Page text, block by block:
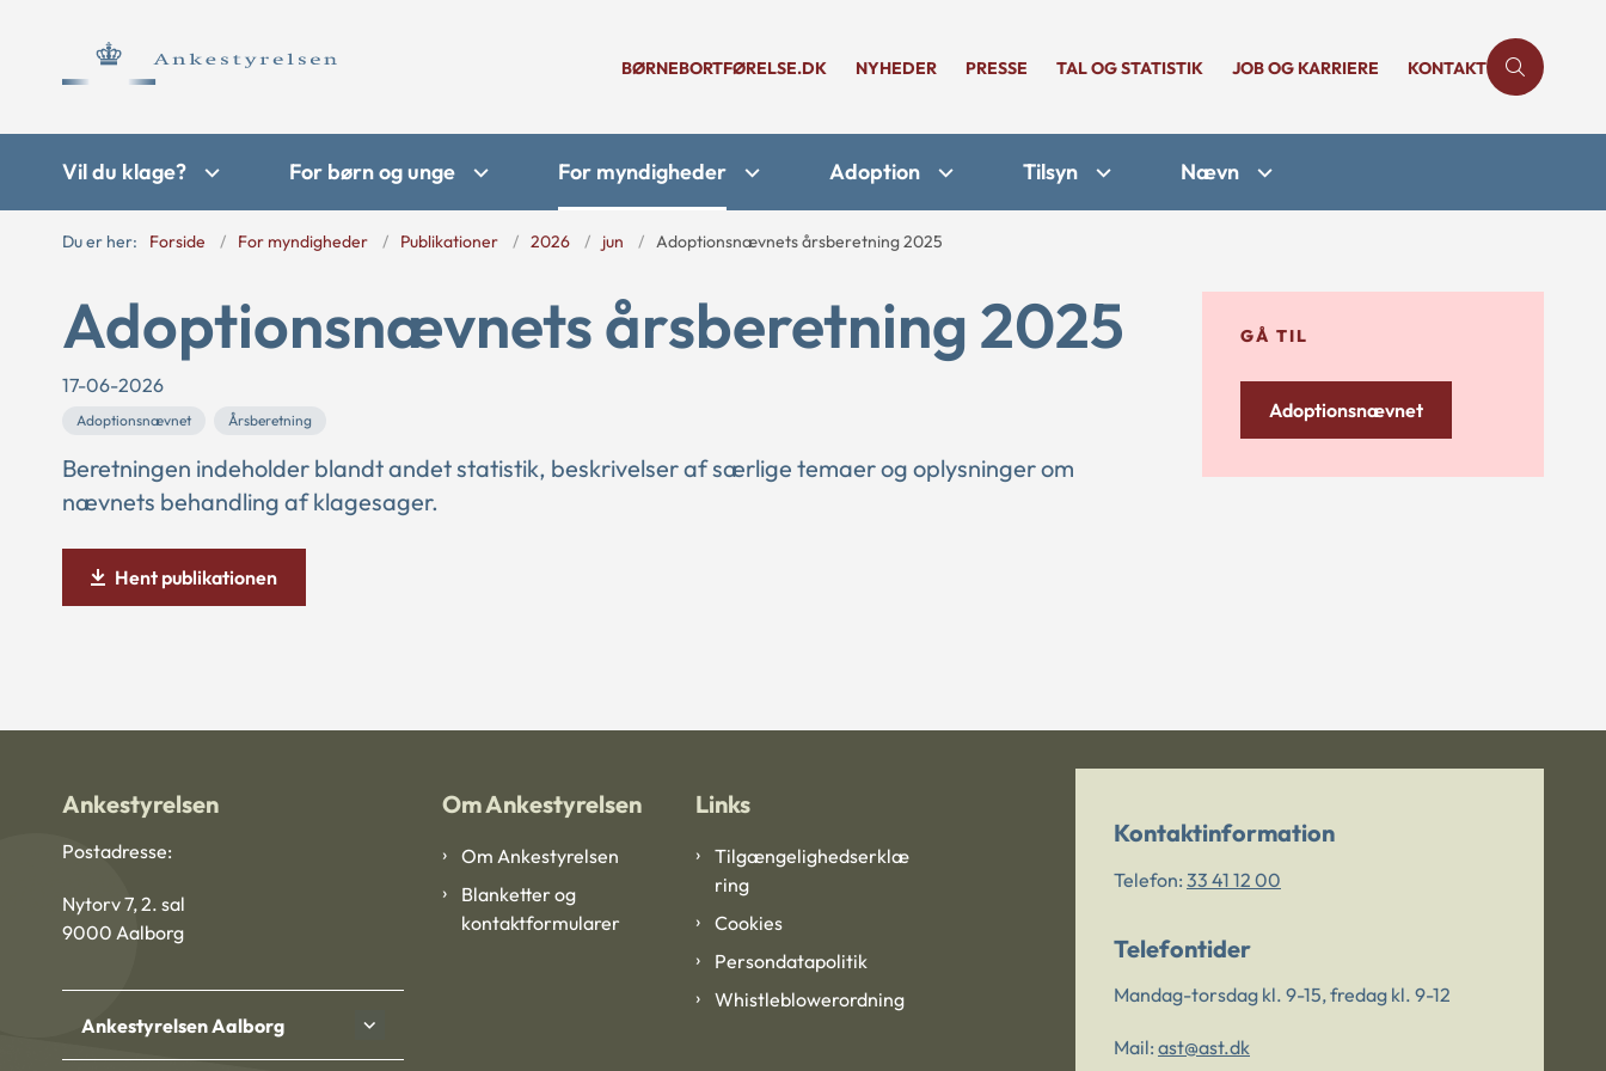
BØRNEBORTFØRELSE.DK NYHEDER PRESSE TAL OG STATISTIK JOB OG KARRIERE KONTAKT
Vil du klage? For børn og unge For myndigheder Adoption Tilsyn Nævn
Du er her: Forside For myndigheder Publikationer 2026 jun Adoptionsnævnets årsberetning 2025
Adoptionsnævnets årsberetning 2025
17-06-2026
Adoptionsnævnet Årsberetning
Beretningen indeholder blandt andet statistik, beskrivelser af særlige temaer og oplysninger om
nævnets behandling af klagesager.
Hent publikationen
GÅ TIL
Adoptionsnævnet
Ankestyrelsen
Postadresse:
Nytorv 7, 2. sal
9000 Aalborg
Ankestyrelsen Aalborg
Om Ankestyrelsen
Om Ankestyrelsen
Blanketter og
kontaktformularer
Links
Tilgængelighedserklæ
ring
Cookies
Persondatapolitik
Whistleblowerordning
Kontaktinformation
Telefon: 33 41 12 00
Telefontider
Mandag-torsdag kl. 9-15, fredag kl. 9-12
Mail: ast@ast.dk